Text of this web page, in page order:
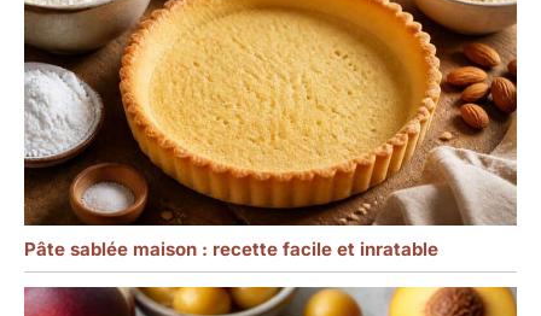
Pâte sablée maison : recette facile et inratable